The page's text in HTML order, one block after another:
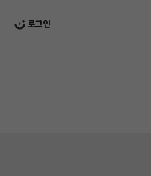
로그인